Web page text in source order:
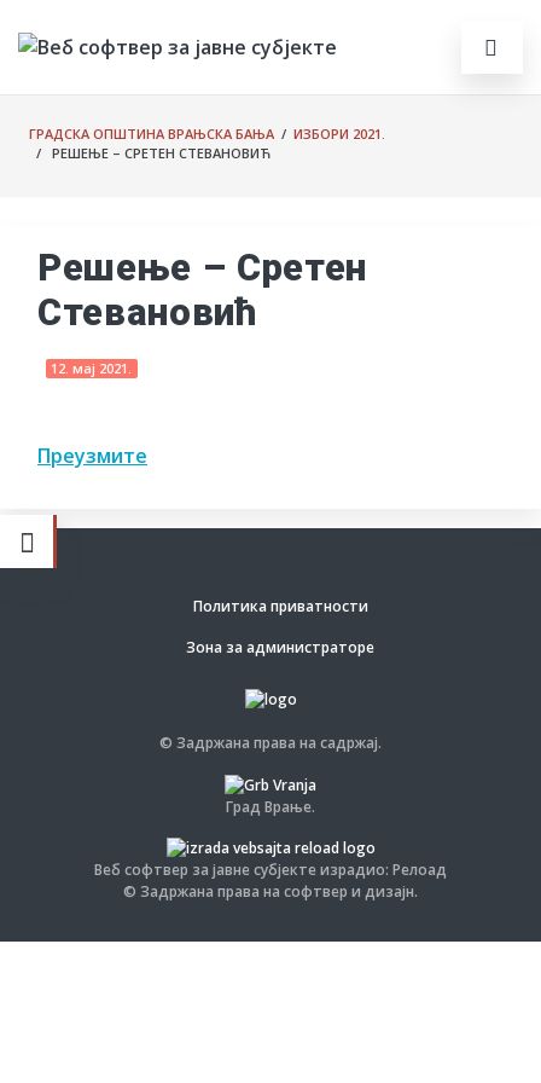
ГРАДСКА ОПШТИНА ВРАЊСКА БАЊА / ИЗБОРИ 2021.
/ РЕШЕЊЕ – СРЕТЕН СТЕВАНОВИЋ
Решење – Сретен
Стевановић
12. мај 2021.
Преузмите
Политика приватности
Зона за администраторе
© Задржана права на садржај.
Град Врање.
Веб софтвер за јавне субјекте израдио: Релоад
© Задржана права на софтвер и дизајн.